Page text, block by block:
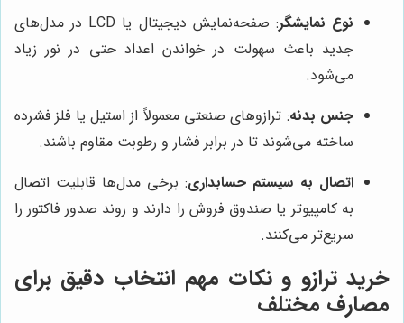
نوع نمایشگر
: صفحه‌نمایش دیجیتال یا LCD در مدل‌های
جدید باعث سهولت در خواندن اعداد حتی در نور زیاد
می‌شود.
جنس بدنه: ترازوهای صنعتی معمولاً از استیل یا فلز فشرده
ساخته می‌شوند تا در برابر فشار و رطوبت مقاوم باشند.
اتصال به سیستم حسابداری: برخی مدل‌ها قابلیت اتصال
به کامپیوتر یا صندوق فروش را دارند و روند صدور فاکتور را
سریع‌تر می‌کنند.
خرید ترازو و نکات مهم انتخاب دقیق برای
مصارف مختلف